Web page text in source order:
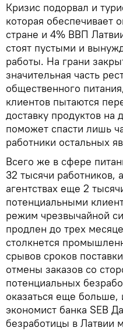
Кризис подорвал и
которая обеспечивает
стране и 4% ВВП
стоят пустыми и
работы. На грани
значительная часть
общественного
клиентов пытаются
доставку продуктов на
поможет спасти лишь
работники остальных
Всего же в сфере
32 тысячи работников,
агентствах еще 2
потенциальными
режим чрезвычайной
продлен до трех
столкнется
срывов сроков
отмены заказов со
потенциальных
оказаться еще больше,
экономист банка SEB
безработицы в Латвии